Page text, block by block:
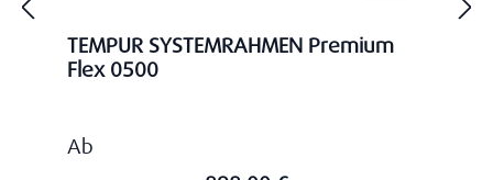
TEMPUR SYSTEMRAHMEN Premium
Flex 0500
Regulärer Preis:
Ab